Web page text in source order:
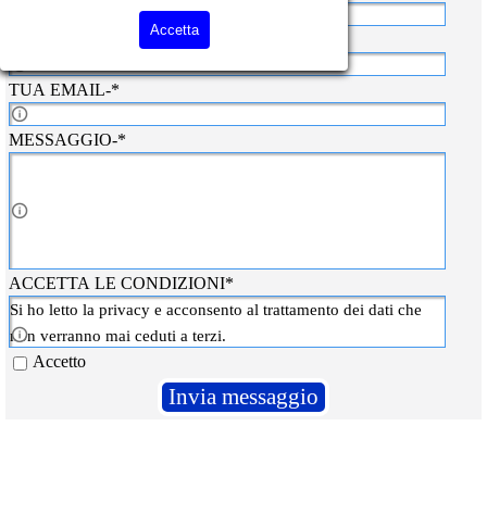
Accetta
digita il nome e cognomedel defunto o defunta
TUA EMAIL-*
CAMPO OBLIGATORIO TUA EMAIL PER
MESSAGGIO-*
DIGITA IL TESTO DA INVIARE
ACCETTA LE CONDIZIONI*
Si ho letto la privacy e acconsento al trattamento dei dati che
non verranno mai ceduti a terzi.
Accetto
ACCETTA LE CONDIZIONI PER INVIARE IL MESSAGGIO